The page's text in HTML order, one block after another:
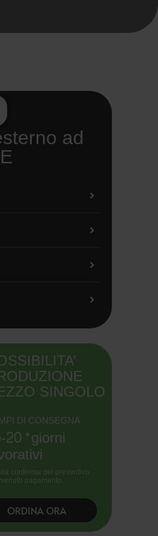
ad
SINGOLO
DI CONSEGNA
20*giorni
conferma del preventivo
pagamento.
ORDINA ORA